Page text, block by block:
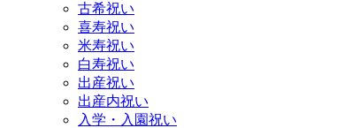
古希祝い
喜寿祝い
米寿祝い
白寿祝い
出産祝い
出産内祝い
入学・入園祝い